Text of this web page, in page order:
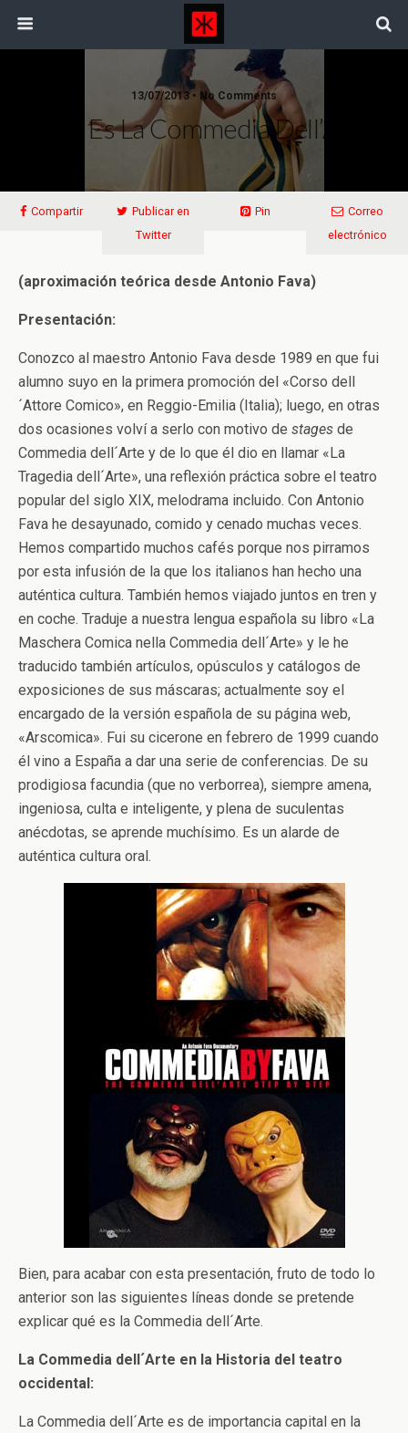
13/07/2013 • No Comments
Qué Es La Commedia Dell’Arte
Compartir
Publicar en
Twitter
Pin
Correo
electrónico
(aproximación teórica desde Antonio Fava)
Presentación:
Conozco al maestro Antonio Fava desde 1989 en que fui
alumno suyo en la primera promoción del «Corso dell
´Attore Comico», en Reggio-Emilia (Italia); luego, en otras
dos ocasiones volví a serlo con motivo de stages de
Commedia dell´Arte y de lo que él dio en llamar «La
Tragedia dell´Arte», una reflexión práctica sobre el teatro
popular del siglo XIX, melodrama incluido. Con Antonio
Fava he desayunado, comido y cenado muchas veces.
Hemos compartido muchos cafés porque nos pirramos
por esta infusión de la que los italianos han hecho una
auténtica cultura. También hemos viajado juntos en tren y
en coche. Traduje a nuestra lengua española su libro «La
Maschera Comica nella Commedia dell´Arte» y le he
traducido también artículos, opúsculos y catálogos de
exposiciones de sus máscaras; actualmente soy el
encargado de la versión española de su página web,
«Arscomica». Fui su cicerone en febrero de 1999 cuando
él vino a España a dar una serie de conferencias. De su
prodigiosa facundia (que no verborrea), siempre amena,
ingeniosa, culta e inteligente, y plena de suculentas
anécdotas, se aprende muchísimo. Es un alarde de
auténtica cultura oral.
Bien, para acabar con esta presentación, fruto de todo lo
anterior son las siguientes líneas donde se pretende
explicar qué es la Commedia dell´Arte.
La Commedia dell´Arte en la Historia del teatro
occidental:
La Commedia dell´Arte es de importancia capital en la